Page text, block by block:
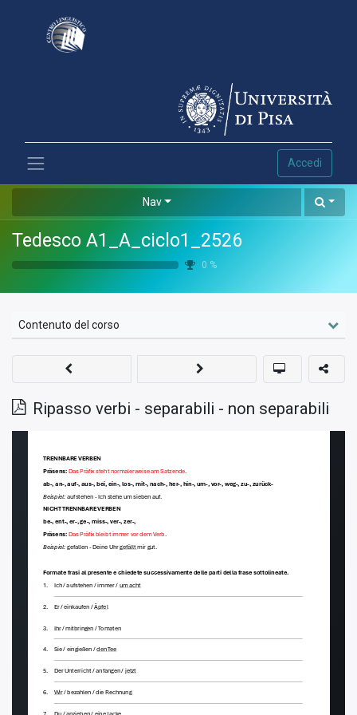
Accedi
Nav
Tedesco A1_A_ciclo1_2526
0 %
Contenuto del corso
Ripasso verbi - separabili - non separabili